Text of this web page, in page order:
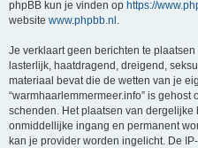
phpBB kun je vinden op https://
website www.phpbb.nl .
Je verklaart geen berichten te
lasterlijk, haatdragend, dreigend,
materiaal bevat die de wetten van je
“warmhaarlemmermeer.info” is
schenden. Het plaatsen van
onmiddellijke ingang en permanent
kan je provider worden ingelicht. De